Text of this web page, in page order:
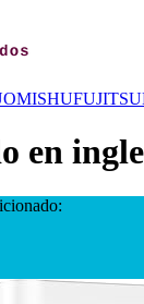
FUJITSU
en